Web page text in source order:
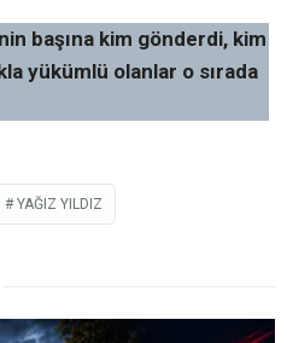
başına kim gönderdi, kim
yükümlü olanlar o sırada
YAĞIZ YILDIZ